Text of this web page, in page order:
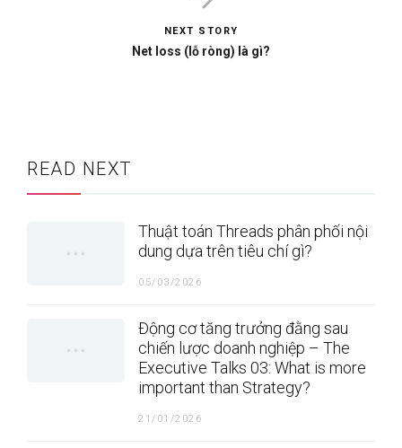
NEXT STORY
Net loss (lỗ ròng) là gì?
READ NEXT
Thuật toán Threads phân phối nội
dung dựa trên tiêu chí gì?
05/03/2026
Động cơ tăng trưởng đằng sau
chiến lược doanh nghiệp – The
Executive Talks 03: What is more
important than Strategy?
21/01/2026